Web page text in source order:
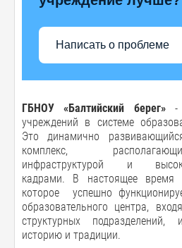
Написать о проблеме
ГБНОУ «Балтийский берег»-
учреждений в системе
Это динамично
комплекс,
инфраструктурой и
кадрами. В настоящее время
которое успешно
образовательного центра,
структурных подразделений,
историю и традиции.